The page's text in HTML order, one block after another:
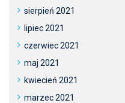
sierpień 2021
lipiec 2021
czerwiec 2021
maj 2021
kwiecień 2021
marzec 2021